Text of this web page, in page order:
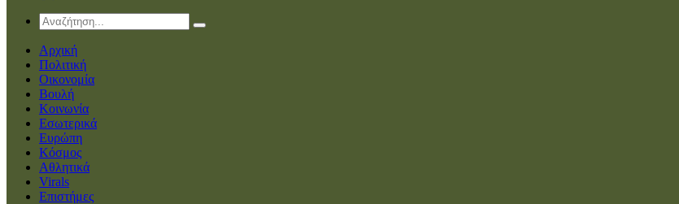
Αρχική
Πολιτική
Οικονομία
Βουλή
Κοινωνία
Εσωτερικά
Ευρώπη
Κόσμος
Αθλητικά
Virals
Επιστήμες